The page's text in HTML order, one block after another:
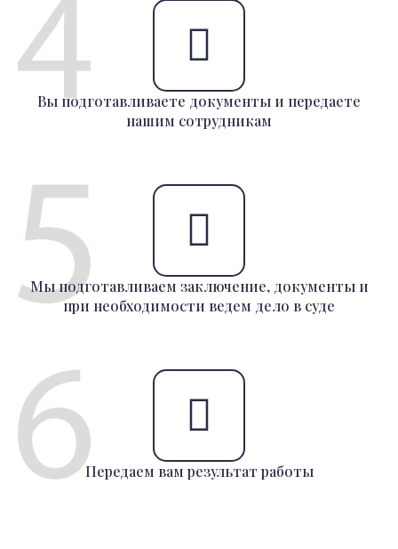
Вы подготавливаете документы и передаете
нашим сотрудникам
Мы подготавливаем заключение, документы и
при необходимости ведем дело в суде
Передаем вам результат работы